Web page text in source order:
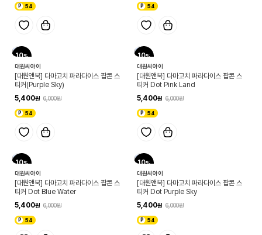
54 54
10
대원씨아이
[대원앤북] 다마고치 파라다이스 팝콘 스
티커(Purple Sky)
5,400
6,000
54
10
대원씨아이
[대원앤북] 다마고치 파라다이스 팝콘 스
티커 Dot Pink Land
5,400
6,000
54
10
대원씨아이
[대원앤북] 다마고치 파라다이스 팝콘 스
티커 Dot Blue Water
5,400
6,000
54
10
대원씨아이
[대원앤북] 다마고치 파라다이스 팝콘 스
티커 Dot Purple Sky
5,400
6,000
54